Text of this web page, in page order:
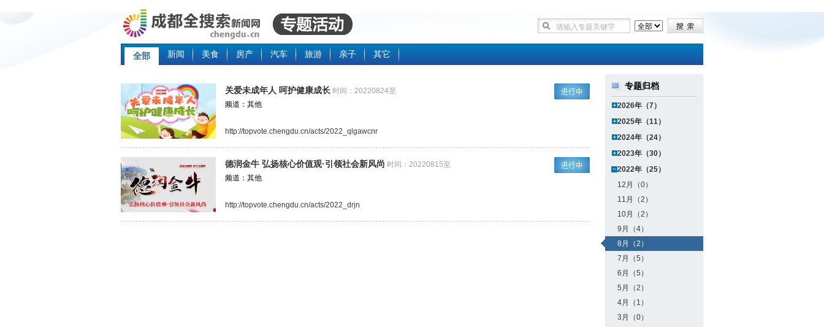
全部 新闻 美食 房产 汽车 旅游 亲子 其它
关爱未成年人 呵护健康成长 时间：20220824至
频道：其他
http://topvote.chengdu.cn/acts/2022_qlgawcnr
德润金牛 弘扬核心价值观·引领社会新风尚 时间：20220815至
频道：其他
http://topvote.chengdu.cn/acts/2022_drjn
专题归档
2026年（7）
2025年（11）
2024年（24）
2023年（30）
2022年（25）
12月（0）
11月（2）
10月（2）
9月（4）
8月（2）
7月（5）
6月（5）
5月（2）
4月（1）
3月（0）